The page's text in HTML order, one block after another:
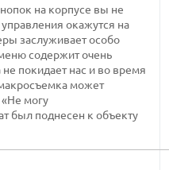
на корпусе вы не
окажутся на
заслуживает особо
содержит очень
покидает нас и во время
может
могу
был поднесен к объекту